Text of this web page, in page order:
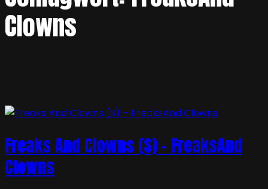
Clowns
Freaks And Clowns (S) – FreaksAnd
Clowns